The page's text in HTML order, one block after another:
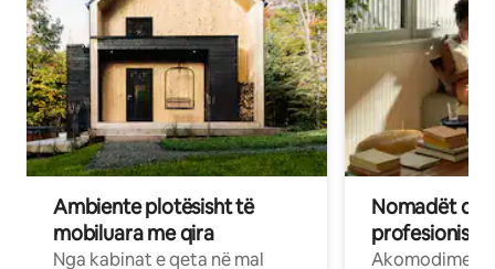
Ambiente plotësisht të
mobiluara me qira
Nga kabinat e qeta në mal
Nomadët
Akomodime